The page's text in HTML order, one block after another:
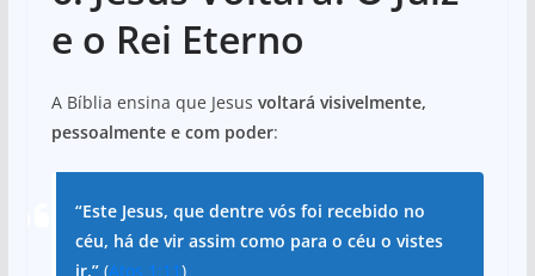
e o Rei Eterno
A Bíblia ensina que Jesus voltará visivelmente,
pessoalmente e com poder:
“Este Jesus, que dentre vós foi recebido no
céu, há de vir assim como para o céu o vistes
ir.”(Atos 1:11)